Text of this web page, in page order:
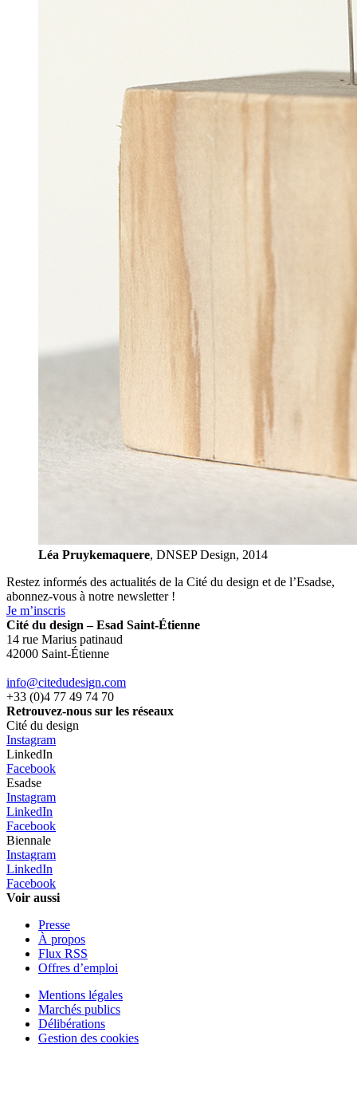
Léa Pruykemaquere, DNSEP Design, 2014
Restez informés des actualités de la Cité du design et de l’Esadse,
abonnez-vous à notre newsletter !
Je m’inscris
Cité du design – Esad Saint-Étienne
14 rue Marius patinaud
42000 Saint-Étienne
info@citedudesign.com
+33 (0)4 77 49 74 70
Retrouvez-nous sur les réseaux
Cité du design
Instagram
LinkedIn
Facebook
Esadse
Instagram
LinkedIn
Facebook
Biennale
Instagram
LinkedIn
Facebook
Voir aussi
Presse
À propos
Flux RSS
Offres d’emploi
Mentions légales
Marchés publics
Délibérations
Gestion des cookies